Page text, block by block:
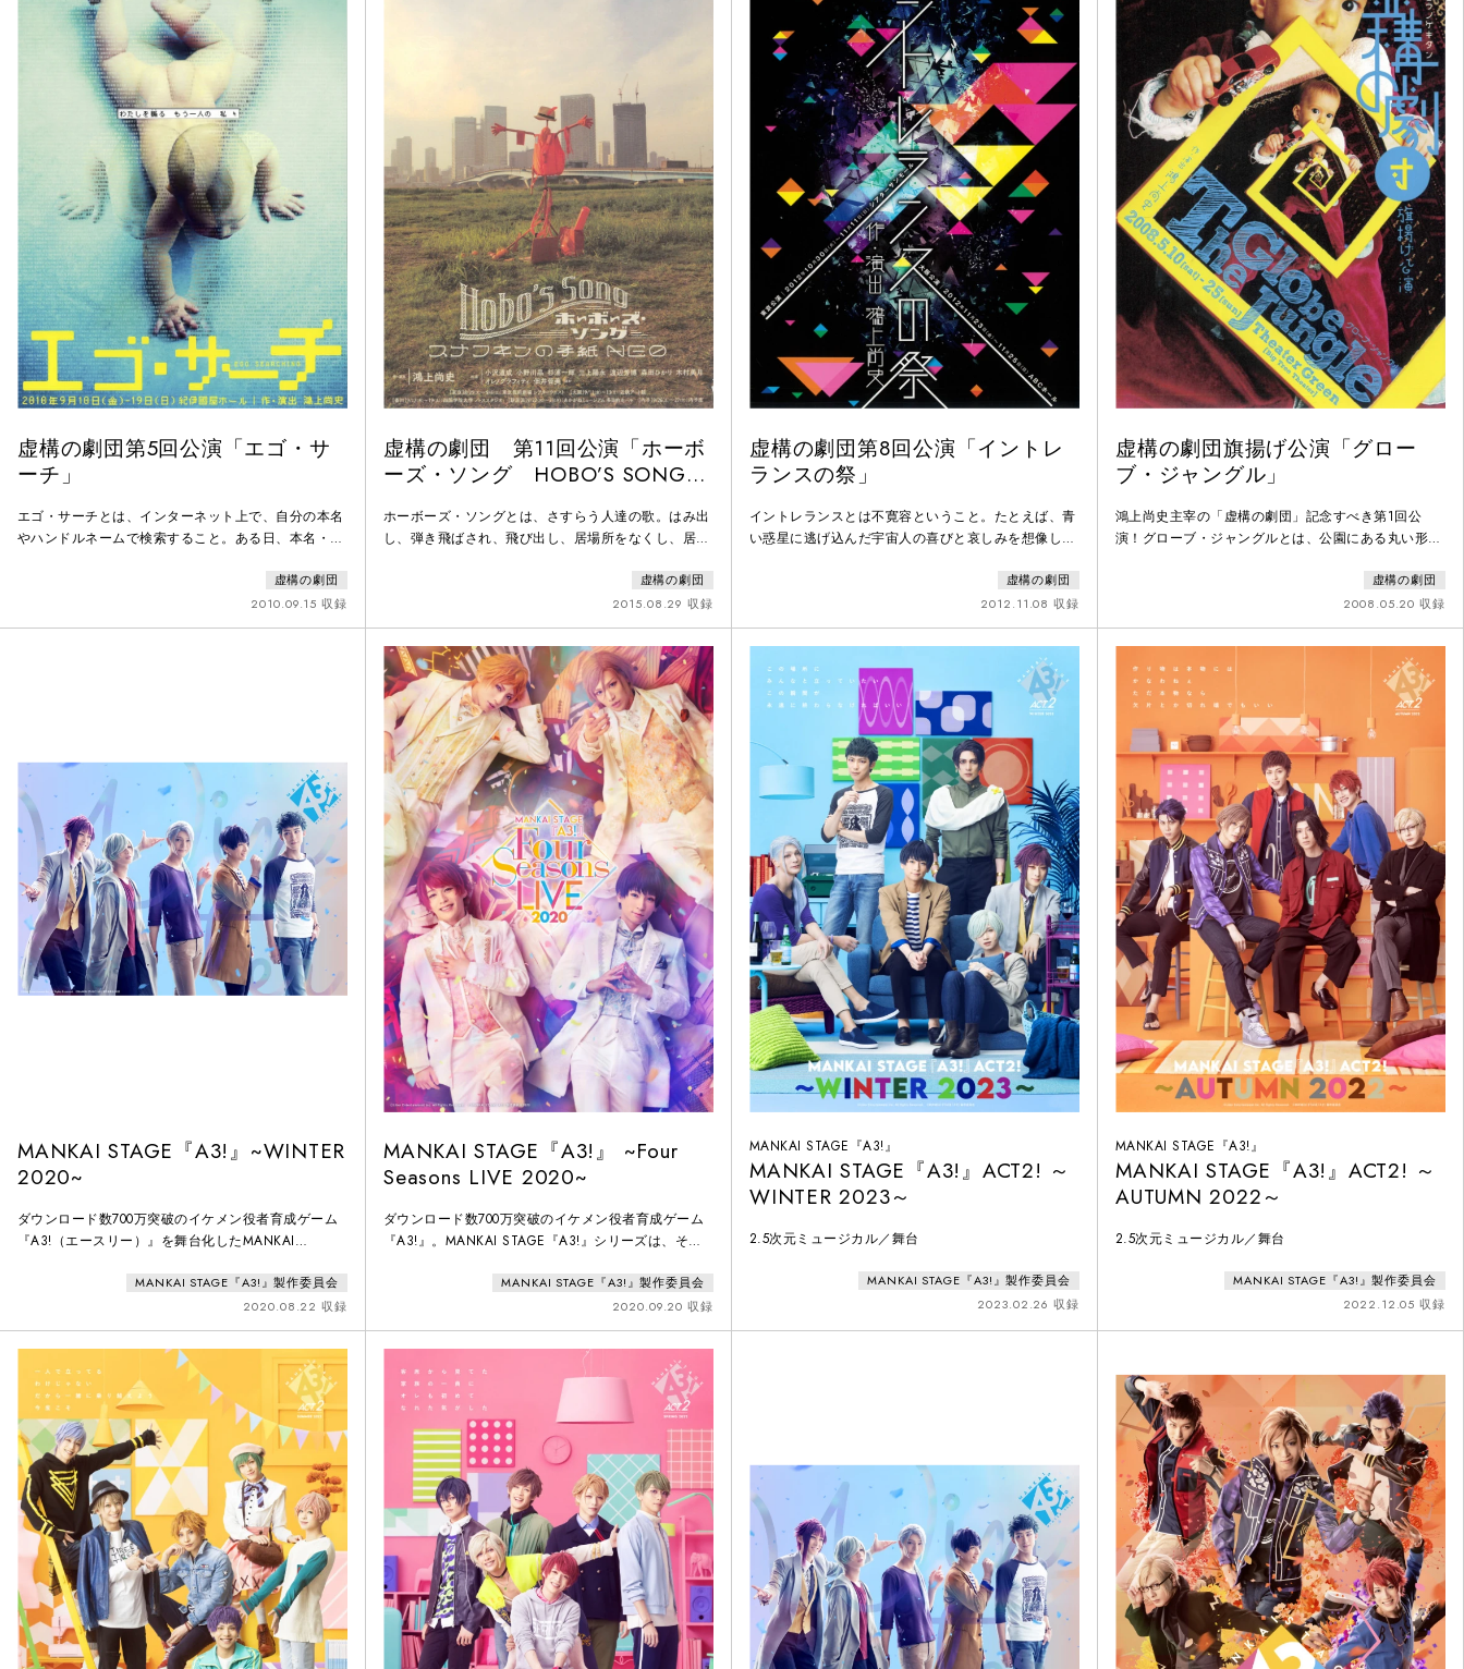
虚構の劇団第5回公演「エゴ・サ
ーチ」
エゴ・サーチとは、インターネット上で、自分の本名
やハンドルネームで検索すること。ある日、本名・プ
正体をつきとめようと画策するうち、失っていた記憶
を取り戻す男の物語。男の書く小説の世界と、なくし
た恋人との思い出の世界が多層的に描かれる。
虚構の劇団
2010.09.15 収録
虚構の劇団 第11回公演「ホーボ
ーズ・ソング HOBO’S SONG～
ホーボーズ・ソングとは、さすらう人達の歌。はみ出
し、弾き飛ばされ、飛び出し、居場所をなくし、居場
は、ホーボーと呼ばれた人が歌う歌。例えば、賛成派
と反対派に分かれて内戦を続ける日本があったとした
ら。ある男に与えられた任務は、捕虜を尋問し秘密を
聞き出すこと。その尋問相手は、かつての恋人だっ
た。沈黙する恋人に、男は二人きりの取調室で混乱し
た。監視カメラのレン
虚構の劇団
2015.08.29 収録
虚構の劇団第8回公演「イントレ
ランスの祭」
イントレランスとは不寛容ということ。たとえば、青
い惑星に逃げ込んだ宇宙人の喜びと哀しみを想像して
虚構の劇団
2012.11.08 収録
虚構の劇団旗揚げ公演「グロー
ブ・ジャングル」
鴻上尚史主宰の「虚構の劇団」記念すべき第1回公
演！グローブ・ジャングルとは、公園にある丸い形を
複雑な地球は回されることを待っている。ロンドンの
日本人コミュニティを舞台に描かれるネット社会で傷
付いた女性の再生の物語。
虚構の劇団
2008.05.20 収録
MANKAI STAGE『A3!』~WINTER
2020~
ダウンロード数700万突破のイケメン役者育成ゲーム
『A3!（エースリー）』を舞台化したMANKAI
どまらずその枠を飛び出し常に全国で新しい花を咲か
せています。本作品では冬組にスポットを当て、第二
回公演『主人はミステリにご執心』、第三回公演『真
夜中の住人』の2ストーリーを展開。紅葉のように色
づく秋の季節を経て、降り積もる雪の結晶のようにき
MANKAI STAGE『A3!』製作委員会
2020.08.22 収録
MANKAI STAGE『A3!』 ~Four
Seasons LIVE 2020~
ダウンロード数700万突破のイケメン役者育成ゲーム
『A3!』。MANKAI STAGE『A3!』シリーズは、その
以降、即日ソールドアウトの大人気公演となる。2018
年初の舞台化から本作まで6作品を上演。原作で第一
部にあたるストーリーを中心に展開。その集大成とし
て、東京ガーデンシアターにてオールキャスト総出演
による初のLIVEを開催。全公演、LIV
MANKAI STAGE『A3!』製作委員会
2020.09.20 収録
MANKAI STAGE『A3!』
MANKAI STAGE『A3!』ACT2! ～
WINTER 2023～
2.5次元ミュージカル／舞台
MANKAI STAGE『A3!』製作委員会
2023.02.26 収録
MANKAI STAGE『A3!』
MANKAI STAGE『A3!』ACT2! ～
AUTUMN 2022～
2.5次元ミュージカル／舞台
MANKAI STAGE『A3!』製作委員会
2022.12.05 収録